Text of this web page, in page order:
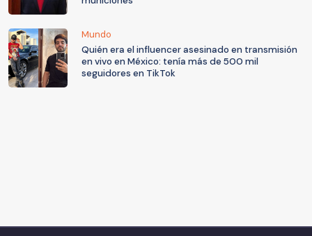
Mundo
Quién era el influencer asesinado en transmisión
en vivo en México: tenía más de 500 mil
seguidores en TikTok